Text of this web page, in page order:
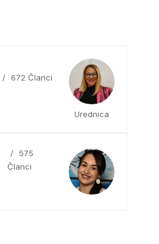
672 Članci
Urednica
575
Članci